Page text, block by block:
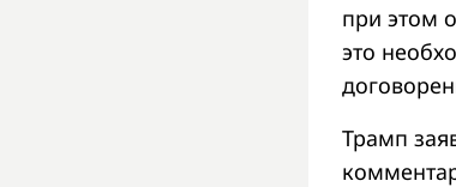
при этом
это
Трамп